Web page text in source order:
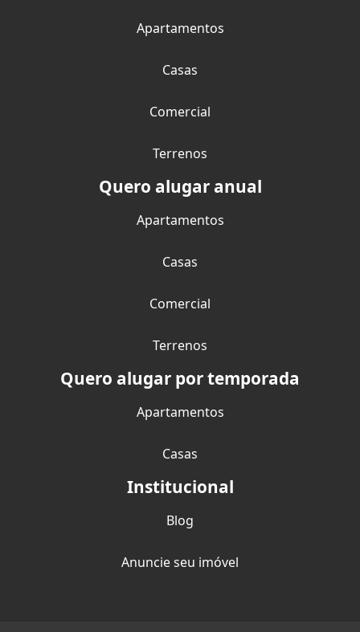
Apartamentos
Casas
Comercial
Terrenos
Quero alugar anual
Apartamentos
Casas
Comercial
Terrenos
Quero alugar por temporada
Apartamentos
Casas
Institucional
Blog
Anuncie seu imóvel